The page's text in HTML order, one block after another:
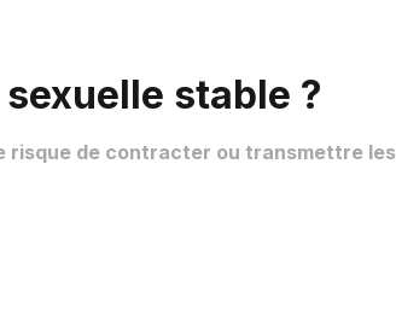
stable ?
risque de contracter ou transmettre